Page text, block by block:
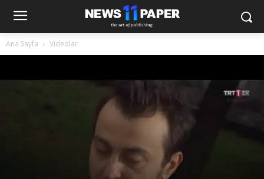
Ana Sayfa Videolar